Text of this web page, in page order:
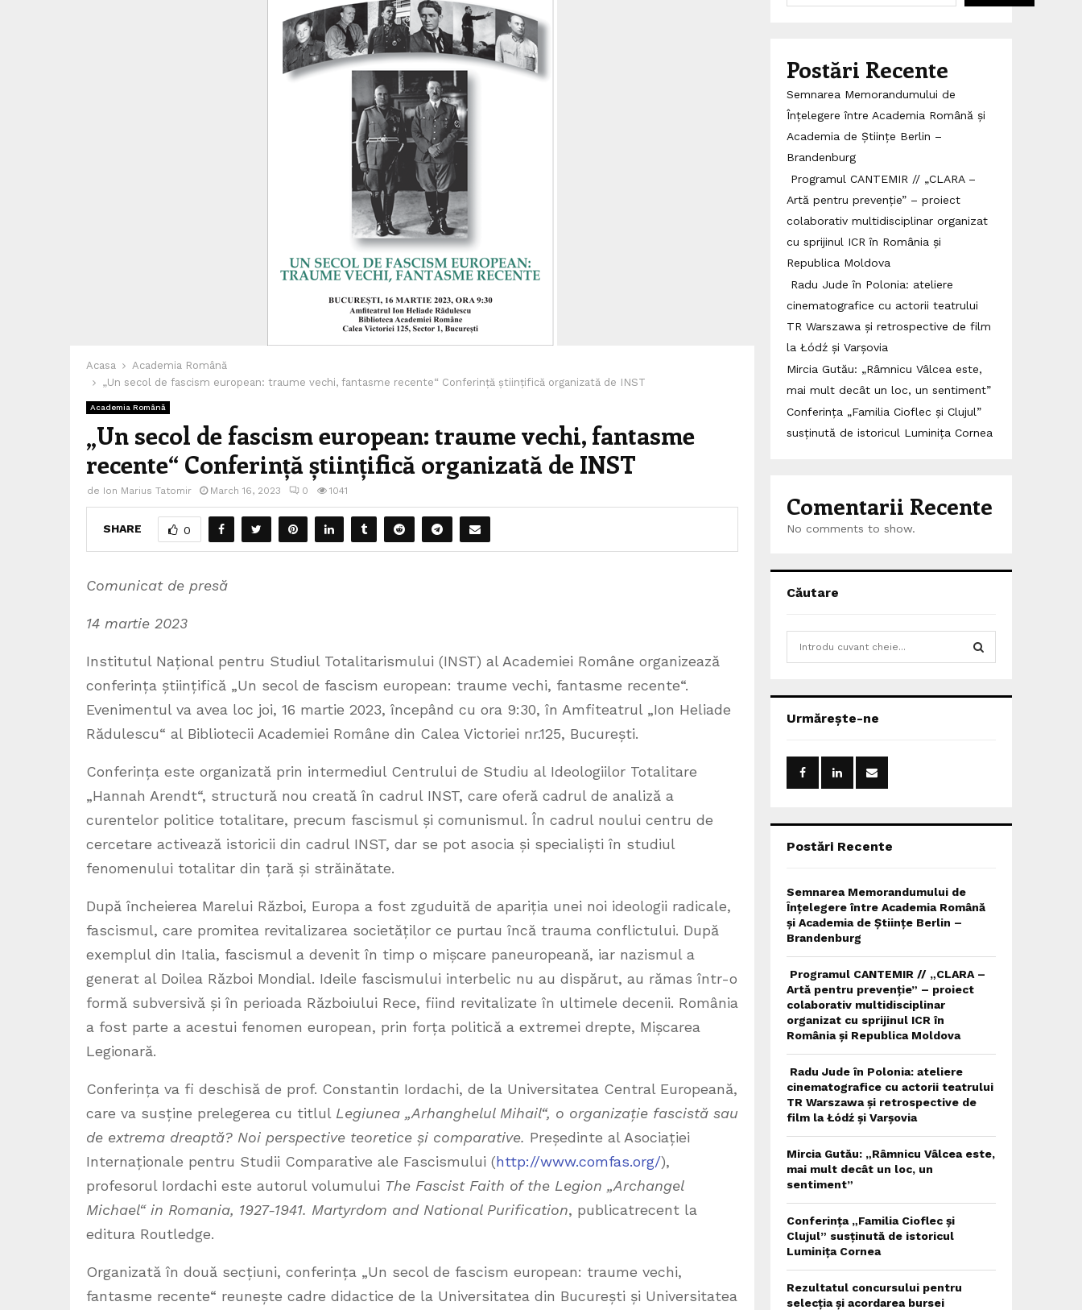
Acasa
Academia Română
„Un secol de fascism european: traume vechi, fantasme recente“ Conferință științifică organizată de INST
Academia Română
„Un secol de fascism european: traume vechi, fantasme
recente“ Conferință științifică organizată de INST
de Ion Marius Tatomir March 16, 2023 0 1041
SHARE 0
Comunicat de presă
14 martie 2023
Institutul Național pentru Studiul Totalitarismului (INST) al Academiei Române organizează
conferința științifică „Un secol de fascism european: traume vechi, fantasme recente“.
Evenimentul va avea loc joi, 16 martie 2023, începând cu ora 9:30, în Amfiteatrul „Ion Heliade
Rădulescu“ al Bibliotecii Academiei Române din Calea Victoriei nr.125, București.
Conferința este organizată prin intermediul Centrului de Studiu al Ideologiilor Totalitare
„Hannah Arendt“, structură nou creată în cadrul INST, care oferă cadrul de analiză a
curentelor politice totalitare, precum fascismul și comunismul. În cadrul noului centru de
cercetare activează istoricii din cadrul INST, dar se pot asocia și specialiști în studiul
fenomenului totalitar din țară și străinătate.
După încheierea Marelui Război, Europa a fost zguduită de apariția unei noi ideologii radicale,
fascismul, care promitea revitalizarea societăților ce purtau încă trauma conflictului. După
exemplul din Italia, fascismul a devenit în timp o mișcare paneuropeană, iar nazismul a
generat al Doilea Război Mondial. Ideile fascismului interbelic nu au dispărut, au rămas într-o
formă subversivă și în perioada Războiului Rece, fiind revitalizate în ultimele decenii. România
a fost parte a acestui fenomen european, prin forța politică a extremei drepte, Mișcarea
Legionară.
Conferința va fi deschisă de prof. Constantin Iordachi, de la Universitatea Central Europeană,
care va susține prelegerea cu titlul Legiunea „Arhanghelul Mihail“, o organizație fascistă sau
de extrema dreaptă? Noi perspective teoretice și comparative. Președinte al Asociației
Internaționale pentru Studii Comparative ale Fascismului (http://www.comfas.org/),
profesorul Iordachi este autorul volumului The Fascist Faith of the Legion „Archangel
Michael“ in Romania, 1927-1941. Martyrdom and National Purification, publicatrecent la
editura Routledge.
Organizată în două secțiuni, conferința „Un secol de fascism european: traume vechi,
fantasme recente“ reunește cadre didactice de la Universitatea din București și Universitatea
Postări Recente
Semnarea Memorandumului de
Înțelegere între Academia Română și
Academia de Științe Berlin –
Brandenburg
Programul CANTEMIR // „CLARA –
Artă pentru prevenție” – proiect
colaborativ multidisciplinar organizat
cu sprijinul ICR în România și
Republica Moldova
Radu Jude în Polonia: ateliere
cinematografice cu actorii teatrului
TR Warszawa și retrospective de film
la Łódź și Varșovia
Mircia Gutău: „Râmnicu Vâlcea este,
mai mult decât un loc, un sentiment”
Conferința „Familia Cioflec și Clujul”
susținută de istoricul Luminița Cornea
Comentarii Recente
No comments to show.
Căutare
h
o
:
Urmărește-ne
Postări Recente
Semnarea Memorandumului de
Înțelegere între Academia Română
și Academia de Științe Berlin –
Brandenburg
Programul CANTEMIR // „CLARA –
Artă pentru prevenție” – proiect
colaborativ multidisciplinar
organizat cu sprijinul ICR în
România și Republica Moldova
Radu Jude în Polonia: ateliere
cinematografice cu actorii teatrului
TR Warszawa și retrospective de
film la Łódź și Varșovia
Mircia Gutău: „Râmnicu Vâlcea este,
mai mult decât un loc, un
sentiment”
Conferința „Familia Cioflec și
Clujul” susținută de istoricul
Luminița Cornea
Rezultatul concursului pentru
selecția și acordarea bursei